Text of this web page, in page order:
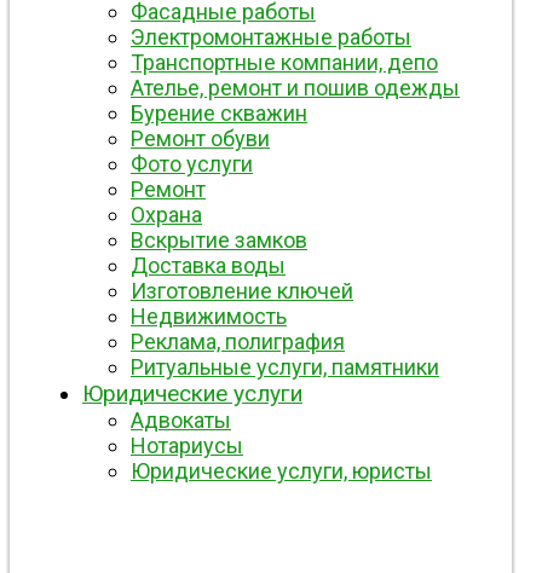
Фасадные работы
Электромонтажные работы
Транспортные компании, депо
Ателье, ремонт и пошив одежды
Бурение скважин
Ремонт обуви
Фото услуги
Ремонт
Охрана
Вскрытие замков
Доставка воды
Изготовление ключей
Недвижимость
Реклама, полиграфия
Ритуальные услуги, памятники
Юридические услуги
Адвокаты
Нотариусы
Юридические услуги, юристы